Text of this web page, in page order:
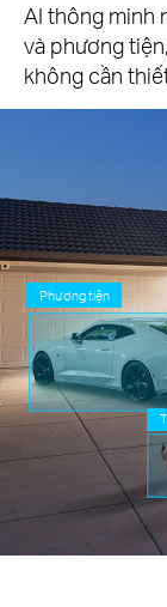
AI thông minh
và phương
không cần
Phương tiện